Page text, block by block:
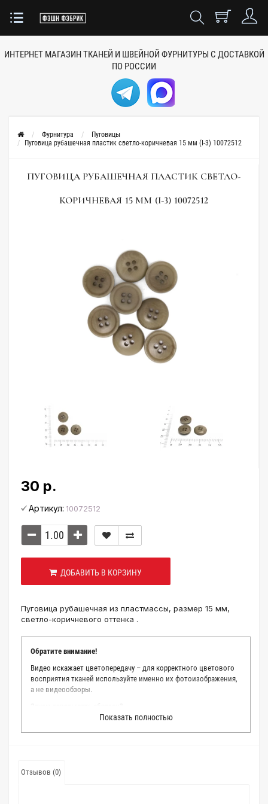
ИНТЕРНЕТ МАГАЗИН ТКАНЕЙ И ШВЕЙНОЙ ФУРНИТУРЫ С ДОСТАВКОЙ
ПО РОССИИ
Фурнитура
Пуговицы
Пуговица рубашечная пластик светло-коричневая 15 мм (I-3) 10072512
ПУГОВИЦА РУБАШЕЧНАЯ ПЛАСТИК СВЕТЛО-
КОРИЧНЕВАЯ 15 ММ (I-3) 10072512
30 р.
Артикул: 10072512
ДОБАВИТЬ В КОРЗИНУ
Пуговица рубашечная из пластмассы, размер 15 мм,
светло-коричневого оттенка .
Обратите внимание!
Видео искажает цветопередачу – для корректного цветового
восприятия тканей используйте именно их фотоизображения,
а не видеообзоры.
Мы делаем все возможное, чтобы точно описать цвет каждой
ткани из нашего каталога. Мы осматриваем и фотографируем
точное соответствие цветов из-за одного простого факта:
Показать полностью
Отзывов (0)